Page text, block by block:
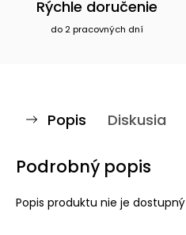
Rýchle doručenie
do 2 pracovných dní
Popis Diskusia
Podrobný popis
Popis produktu nie je dostupný